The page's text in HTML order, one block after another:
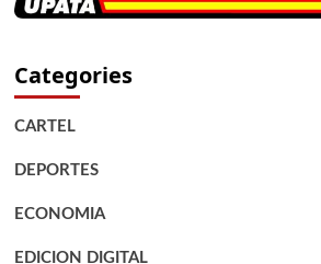
Categories
CARTEL
DEPORTES
ECONOMIA
EDICION DIGITAL